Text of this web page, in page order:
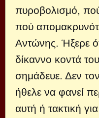
πυροβολισμό,
πού
Αντώνης. Ήξερε
δίκαννο κοντά
σημάδευε. Δεν τον
ήθελε να φανεί
αυτή ή τακτική